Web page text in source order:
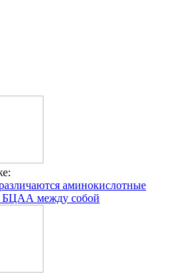
аминокислотные
БЦАА между собой